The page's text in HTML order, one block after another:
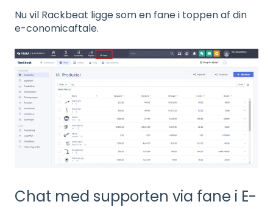
Nu vil Rackbeat ligge som en fane i toppen af din
e-conomicaftale.
Chat med supporten via fane i E-